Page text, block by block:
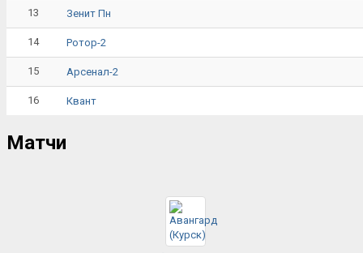
13 Зенит Пн
14 Ротор-2
15 Арсенал-2
16 Квант
Матчи